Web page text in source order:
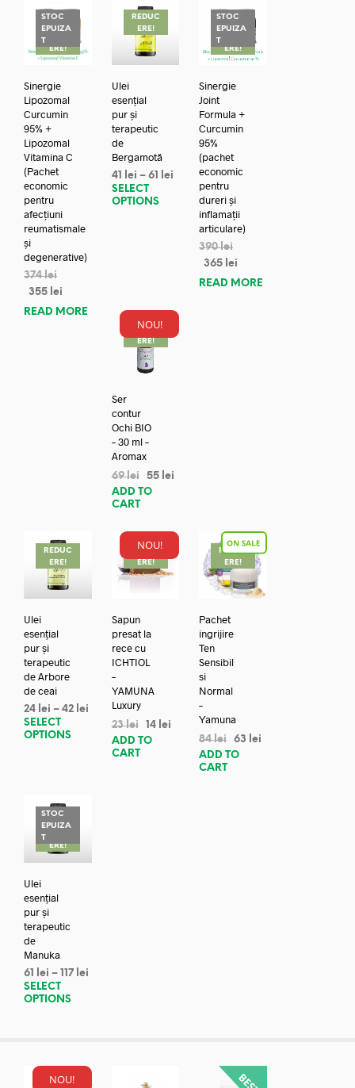
STOC
EPUIZA
TREDUC
ERE!
Sinergie
Lipozomal
Curcumin
95% +
Lipozomal
Vitamina C
(Pachet
economic
pentru
afecțiuni
reumatismale
și
degenerative)
374lei
355 lei
READ MORE
REDUC
ERE!
Ulei
esențial
pur și
terapeutic
de
Bergamotă
41 lei – 61
lei
SELECT
OPTIONS
STOC
EPUIZA
TREDUC
ERE!
Sinergie
Joint
Formula +
Curcumin
95%
(pachet
economic
pentru
dureri și
inflamații
articulare)
390lei
365 lei
READ MORE
NOU!
REDUC
ERE!
Ser
contur
Ochi BIO
– 30 ml –
Aromax
69lei 55 lei
ADD TO
CART
REDUC
ERE!
Ulei
esențial
pur și
terapeutic
de Arbore
de ceai
24 lei – 42 lei
SELECT
OPTIONS
NOU!
REDUC
ERE!
Sapun
presat la
rece cu
ICHTIOL
–
YAMUNA
Luxury
23lei 14 lei
ADD TO
CART
REDUC
ERE!
Pachet
ingrijire
Ten
Sensibil
si
Normal
–
Yamuna
84lei 63
lei
ADD TO
CART
STOC
EPUIZA
TREDUC
ERE!
Ulei
esențial
pur și
terapeutic
de
Manuka
61 lei – 117 lei
SELECT
OPTIONS
NOU!